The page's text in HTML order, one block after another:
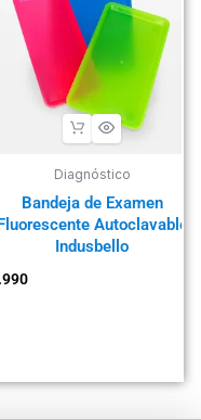
Diagnóstico
Bandeja de Examen
Autoclavable
Indusbello